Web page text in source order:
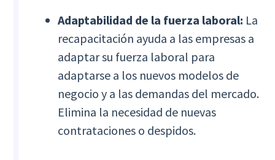
Adaptabilidad de la fuerza laboral: La
recapacitación ayuda a las empresas a
adaptar su fuerza laboral para
adaptarse a los nuevos modelos de
negocio y a las demandas del mercado.
Elimina la necesidad de nuevas
contrataciones o despidos.